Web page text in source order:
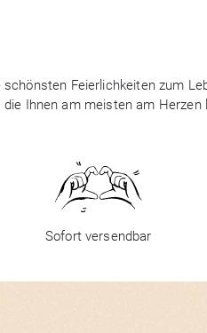
Feierlichkeiten zum
Ihnen am meisten am Herzen
Sofort versendbar